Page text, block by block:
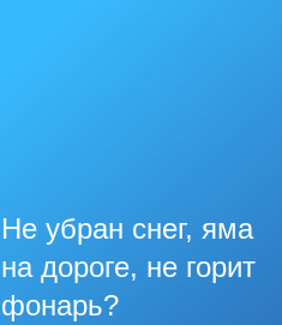
Не убран снег, яма
на дороге, не горит
фонарь?